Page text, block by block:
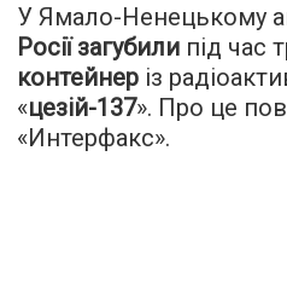
У Ямало-Ненецькому
Росії загубили під час
контейнер із
«цезій-137». Про це
«Интерфакс».